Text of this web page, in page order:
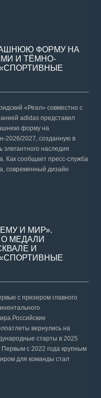
ФОРМУ НА
И ТЁМНО-
«Реал» совместно с
adidas представил
форму на
2026/2027, созданную в
элегантного наследия
Как сообщает пресс-служба
современный дизайн
И МИР».
МЕДАЛИ
И
с призером главного
вернулись на
старты в 2025
Первым с 2022 года крупным
для команды стал